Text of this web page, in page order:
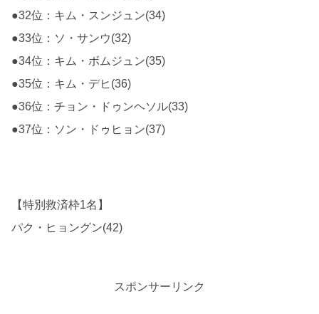
●32位：キム・スンジュン(34)
●33位：ソ・サンウ(32)
●34位：キム・ボムジュン(35)
●35位：キム・デヒ(36)
●36位：チョン・ドゥンヘソル(33)
●37位：ソン・ドゥヒョン(37)
【特別救済枠1名】
パク・ヒョングン(42)
スポンサーリンク